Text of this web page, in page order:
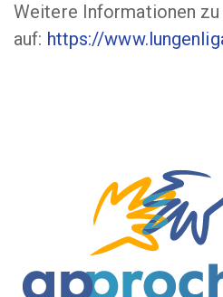
Weitere Informationen
auf: https://